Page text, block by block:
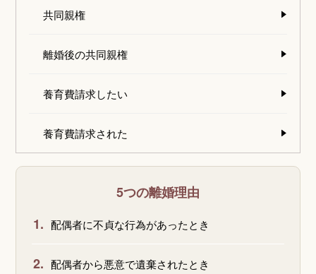
共同親権
離婚後の共同親権
養育費請求したい
養育費請求された
5つの離婚理由
1. 配偶者に不貞な行為があったとき
2. 配偶者から悪意で遺棄されたとき